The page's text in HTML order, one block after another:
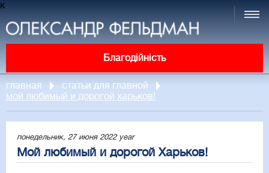
к
Благодійність
главная
статьи для главной
мой любимый и дорогой харьков!
понедельник, 27 июня 2022 year
Мой любимый и дорогой Харьков!